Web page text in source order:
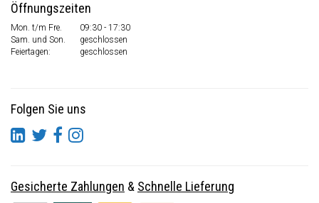
Öffnungszeiten
Mon. t/m Fre.
09:30 - 17:30
Sam. und Son.
geschlossen
Feiertagen:
geschlossen
Folgen Sie uns
Gesicherte Zahlungen & Schnelle Lieferung